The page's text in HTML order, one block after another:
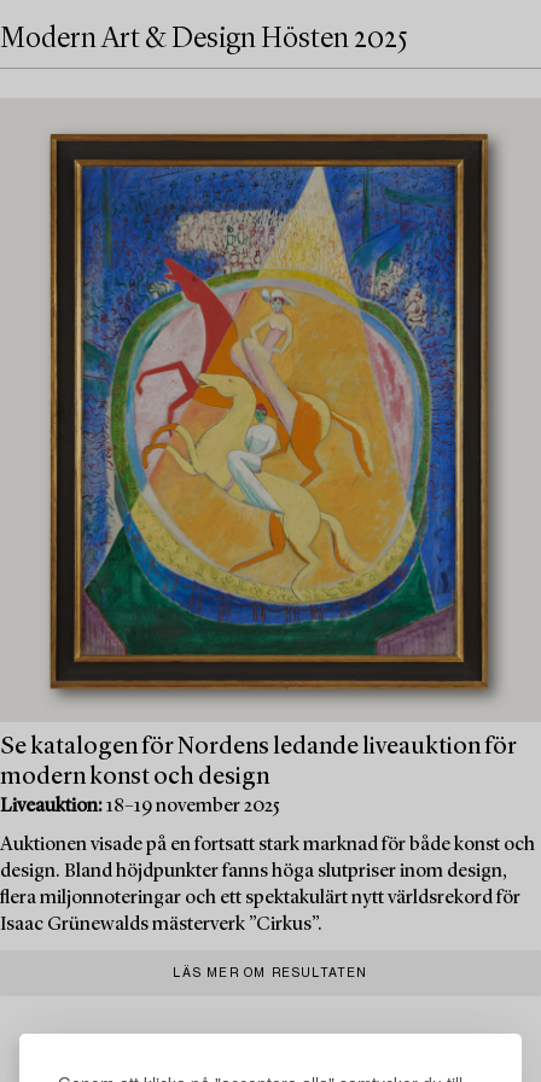
Modern Art & Design Hösten 2025
Se katalogen för Nordens ledande liveauktion för
modern konst och design
Liveauktion:18–19 november 2025
Auktionen visade på en fortsatt stark marknad för både konst och
design. Bland höjdpunkter fanns höga slutpriser inom design,
flera miljonnoteringar och ett spektakulärt nytt världsrekord för
Isaac Grünewalds mästerverk ”Cirkus”.
LÄS MER OM RESULTATEN